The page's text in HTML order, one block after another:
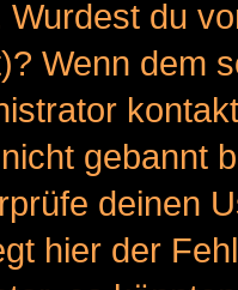
du
Wenn dem
gebannt
deinen
hier der